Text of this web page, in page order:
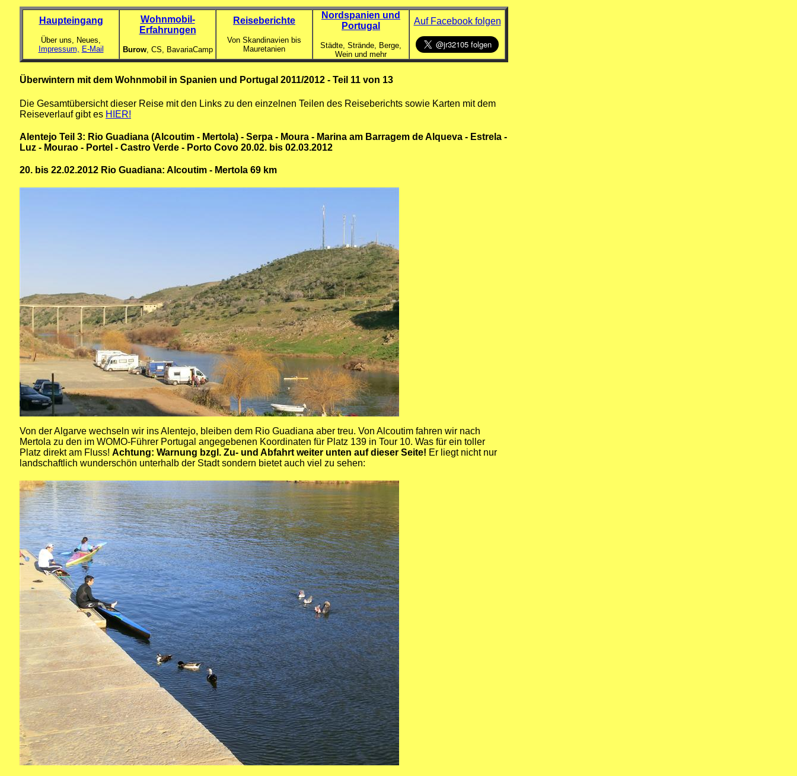
Haupteingang
Über uns, Neues,
Impressum, E-Mail
Wohnmobil-
Erfahrungen
Burow, CS, BavariaCamp
Reiseberichte
Von Skandinavien bis
Mauretanien
Nordspanien und
Portugal
Städte, Strände, Berge,
Wein und mehr
Auf Facebook folgen
Überwintern mit dem Wohnmobil in Spanien und Portugal 2011/2012 - Teil 11 von 13
Die Gesamtübersicht dieser Reise mit den Links zu den einzelnen Teilen des Reiseberichts sowie Karten mit dem
Reiseverlauf gibt es HIER!
Alentejo Teil 3: Rio Guadiana (Alcoutim - Mertola) - Serpa - Moura - Marina am Barragem de Alqueva - Estrela -
Luz - Mourao - Portel - Castro Verde - Porto Covo 20.02. bis 02.03.2012
20. bis 22.02.2012 Rio Guadiana: Alcoutim - Mertola 69 km
Von der Algarve wechseln wir ins Alentejo, bleiben dem Rio Guadiana aber treu. Von Alcoutim fahren wir nach
Mertola zu den im WOMO-Führer Portugal angegebenen Koordinaten für Platz 139 in Tour 10. Was für ein toller
Platz direkt am Fluss! Achtung: Warnung bzgl. Zu- und Abfahrt weiter unten auf dieser Seite! Er liegt nicht nur
landschaftlich wunderschön unterhalb der Stadt sondern bietet auch viel zu sehen: